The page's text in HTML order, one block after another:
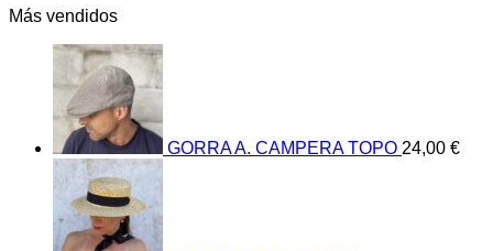
Más vendidos
GORRA A. CAMPERA TOPO 24,00 €